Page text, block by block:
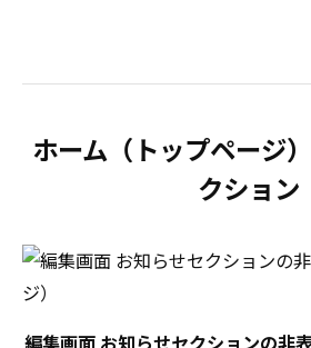
ホーム（トップページ
クション
編集画面 お知らせセクションの非